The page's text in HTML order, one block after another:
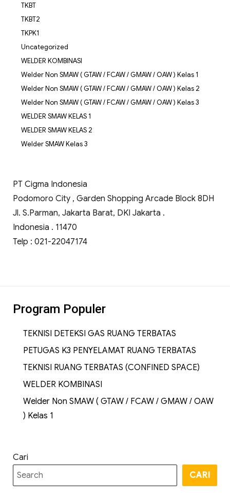
TKBT
TKBT2
TKPK1
Uncategorized
WELDER KOMBINASI
Welder Non SMAW ( GTAW / FCAW / GMAW / OAW ) Kelas 1
Welder Non SMAW ( GTAW / FCAW / GMAW / OAW ) Kelas 2
Welder Non SMAW ( GTAW / FCAW / GMAW / OAW ) Kelas 3
WELDER SMAW KELAS 1
WELDER SMAW KELAS 2
Welder SMAW Kelas 3
PT Cigma Indonesia
Podomoro City , Garden Shopping Arcade Block 8DH
Jl. S.Parman, Jakarta Barat, DKI Jakarta .
Indonesia . 11470
Telp : 021-22047174
Program Populer
TEKNISI DETEKSI GAS RUANG TERBATAS
PETUGAS K3 PENYELAMAT RUANG TERBATAS
TEKNISI RUANG TERBATAS (CONFINED SPACE)
WELDER KOMBINASI
Welder Non SMAW ( GTAW / FCAW / GMAW / OAW
) Kelas 1
Cari
CARI